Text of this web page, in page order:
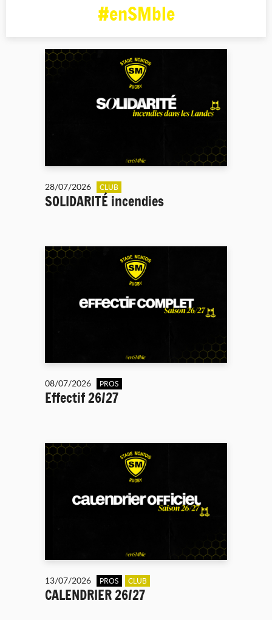
#enSMble
28/07/2026 CLUB
SOLIDARITÉ incendies
08/07/2026 PROS
Effectif 26/27
13/07/2026 PROS CLUB
CALENDRIER 26/27